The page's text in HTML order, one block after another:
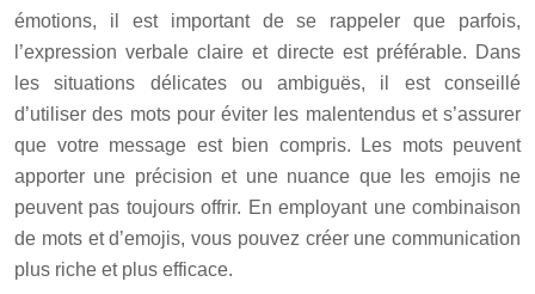
émotions, il est important de se rappeler que parfois,
l’expression verbale claire et directe est préférable. Dans
les situations délicates ou ambiguës, il est conseillé
d’utiliser des mots pour éviter les malentendus et s’assurer
que votre message est bien compris. Les mots peuvent
apporter une précision et une nuance que les emojis ne
peuvent pas toujours offrir. En employant une combinaison
de mots et d’emojis, vous pouvez créer une communication
plus riche et plus efficace.